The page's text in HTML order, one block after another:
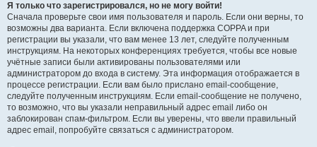
Я только что зарегистрировался, но не могу войти!
Сначала проверьте свои имя пользователя и пароль. Если они верны, то
возможны два варианта. Если включена поддержка COPPA и при
регистрации вы указали, что вам менее 13 лет, следуйте полученным
инструкциям. На некоторых конференциях требуется, чтобы все новые
учётные записи были активированы пользователями или
администратором до входа в систему. Эта информация отображается в
процессе регистрации. Если вам было прислано email-сообщение,
следуйте полученным инструкциям. Если email-сообщение не получено,
то возможно, что вы указали неправильный адрес email либо он
заблокирован спам-фильтром. Если вы уверены, что ввели правильный
адрес email, попробуйте связаться с администратором.